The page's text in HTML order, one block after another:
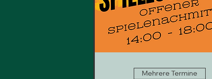
Mehrere Termine